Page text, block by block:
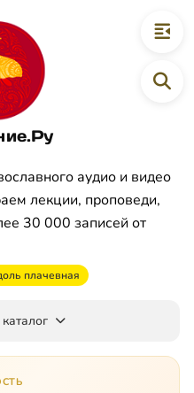
аудио и видео
лекции, проповеди,
30 000 записей от
плачевная